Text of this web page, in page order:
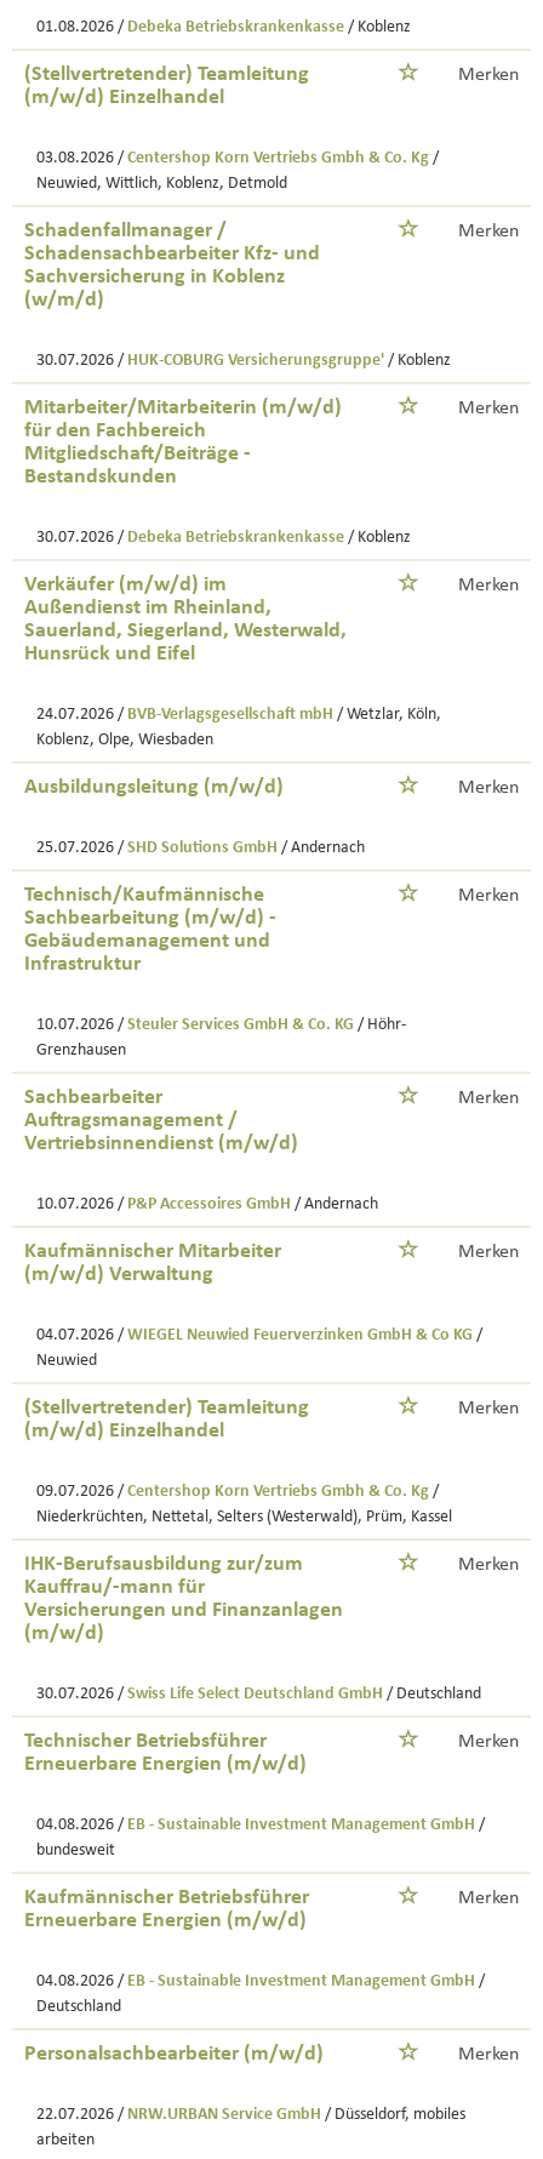
01.08.2026 / Debeka Betriebskrankenkasse / Koblenz
(Stellvertretender) Teamleitung
(m/w/d) Einzelhandel
Merken
03.08.2026 / Centershop Korn Vertriebs Gmbh & Co. Kg /
Neuwied, Wittlich, Koblenz, Detmold
Schadenfallmanager /
Schadensachbearbeiter Kfz- und
Sachversicherung in Koblenz
(w/m/d)
Merken
30.07.2026 / HUK-COBURG Versicherungsgruppe' / Koblenz
Mitarbeiter/Mitarbeiterin (m/w/d)
für den Fachbereich
Mitgliedschaft/Beiträge -
Bestandskunden
Merken
30.07.2026 / Debeka Betriebskrankenkasse / Koblenz
Verkäufer (m/w/d) im
Außendienst im Rheinland,
Sauerland, Siegerland, Westerwald,
Hunsrück und Eifel
Merken
24.07.2026 / BVB-Verlagsgesellschaft mbH / Wetzlar, Köln,
Koblenz, Olpe, Wiesbaden
Ausbildungsleitung (m/w/d) Merken
25.07.2026 / SHD Solutions GmbH / Andernach
Technisch/Kaufmännische
Sachbearbeitung (m/w/d) -
Gebäudemanagement und
Infrastruktur
Merken
10.07.2026 / Steuler Services GmbH & Co. KG / Höhr-
Grenzhausen
Sachbearbeiter
Auftragsmanagement /
Vertriebsinnendienst (m/w/d)
Merken
10.07.2026 / P&P Accessoires GmbH / Andernach
Kaufmännischer Mitarbeiter
(m/w/d) Verwaltung
Merken
04.07.2026 / WIEGEL Neuwied Feuerverzinken GmbH & Co KG /
Neuwied
(Stellvertretender) Teamleitung
(m/w/d) Einzelhandel
Merken
09.07.2026 / Centershop Korn Vertriebs Gmbh & Co. Kg /
Niederkrüchten, Nettetal, Selters (Westerwald), Prüm, Kassel
IHK-Berufsausbildung zur/zum
Kauffrau/-mann für
Versicherungen und Finanzanlagen
(m/w/d)
Merken
30.07.2026 / Swiss Life Select Deutschland GmbH / Deutschland
Technischer Betriebsführer
Erneuerbare Energien (m/w/d)
Merken
04.08.2026 / EB - Sustainable Investment Management GmbH /
bundesweit
Kaufmännischer Betriebsführer
Erneuerbare Energien (m/w/d)
Merken
04.08.2026 / EB - Sustainable Investment Management GmbH /
Deutschland
Personalsachbearbeiter (m/w/d) Merken
22.07.2026 / NRW.URBAN Service GmbH / Düsseldorf, mobiles
arbeiten